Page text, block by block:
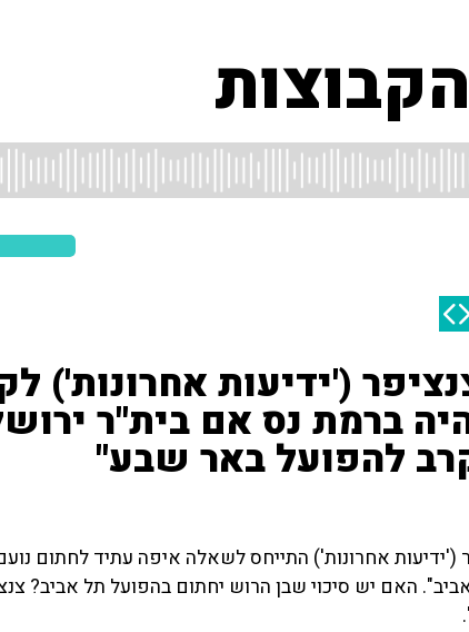
('ידיעות אחרונות')
ברמת נס אם בית"ר
להפועל באר שבע"
('ידיעות אחרונות') התייחס לשאלה איפה עתיד לחתום
האם יש סיכוי שבן הרוש יחתום בהפועל תל אביב?